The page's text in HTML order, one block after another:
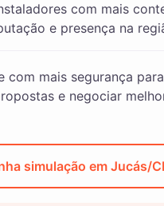
com mais
e presença na
com mais segurança
e negociar
simulação em Jucás/